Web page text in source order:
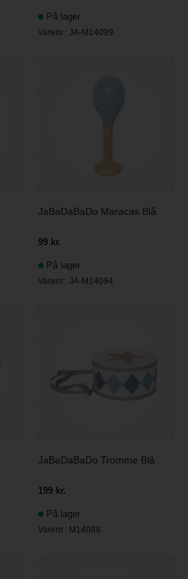
På lager
Varenr.:JA-M14099
JaBaDaBaDo Maracas Blå
99 kr.
På lager
Varenr.:JA-M14094
JaBaDaBaDo Tromme Blå
199 kr.
På lager
Varenr.: M14088